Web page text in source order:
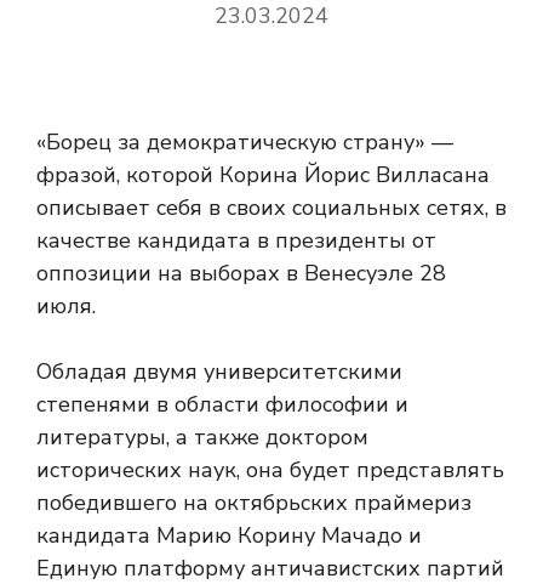
23.03.2024
«Борец за демократическую страну» —
фразой, которой Корина Йорис Вилласана
описывает себя в своих социальных сетях, в
качестве кандидата в президенты от
оппозиции на выборах в Венесуэле 28
июля.
Обладая двумя университетскими
степенями в области философии и
литературы, а также доктором
исторических наук, она будет представлять
победившего на октябрьских праймериз
кандидата Марию Корину Мачадо и
Единую платформу античавистских партий